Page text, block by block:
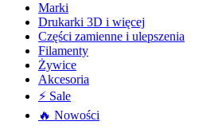
Marki
Drukarki 3D i więcej
Części zamienne i ulepszenia
Filamenty
Żywice
Akcesoria
⚡ Sale
🔥 Nowości